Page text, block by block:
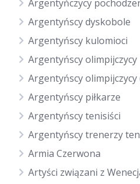
Argentyńczycy
Argentyńscy dyskobole
Argentyńscy kulomioci
Argentyńscy olimpijczycy
Argentyńscy
Argentyńscy piłkarze
Argentyńscy tenisiści
Argentyńscy trenerzy
Armia Czerwona
Artyści związani z